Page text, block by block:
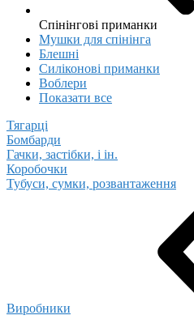
Спінінгові приманки
Мушки для спінінга
Блешні
Cиліконові приманки
Воблери
Показати все
Тягарці
Бомбарди
Гачки, застібки, і ін.
Коробочки
Тубуси, сумки, розвантаження
Виробники